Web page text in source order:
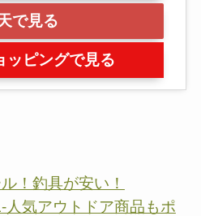
で見る
ッピングで見る
！釣具が安い！
気アウトドア商品もポ